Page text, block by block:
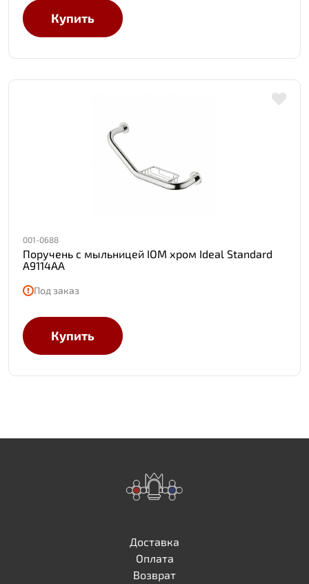
Купить
001-0688
Поручень с мыльницей IOM хром Ideal Standard
A9114AA
Под заказ
Купить
Доставка
Оплата
Возврат